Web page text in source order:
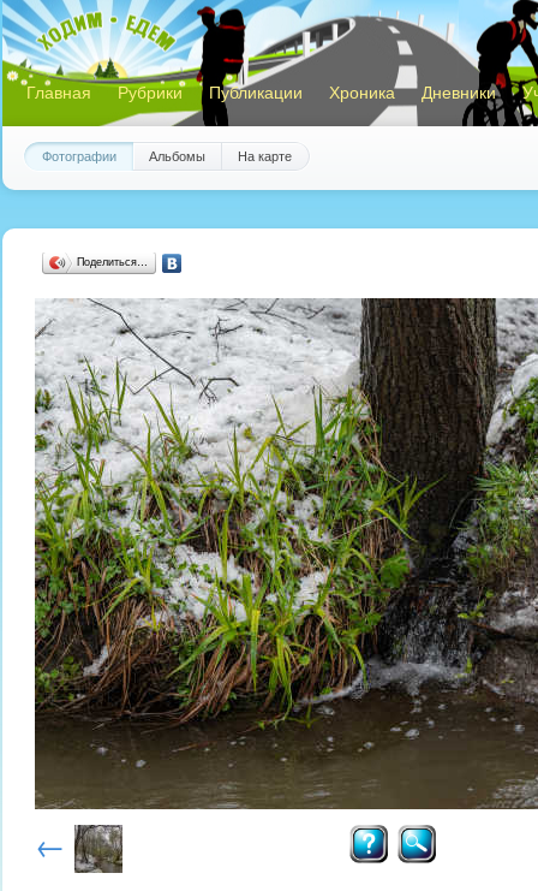
Главная Рубрики Публикации Хроника Дневники
Фотографии Альбомы На карте
Поделиться…
←